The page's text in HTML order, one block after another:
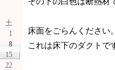
土
1
8
15
22
床面をごらんください
これは床下のダクトで